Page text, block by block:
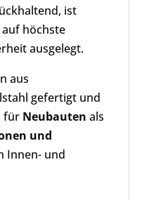
ist
höchste
ausgelegt.
aus
gefertigt und
für Neubauten als
und
Innen- und